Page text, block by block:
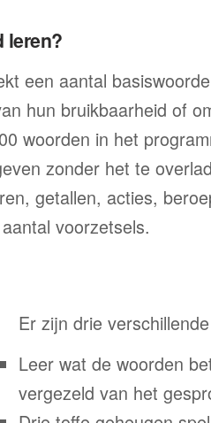
leren?
een aantal
hun bruikbaarheid of
woorden in het
zonder het te
getallen, acties,
voorzetsels.
Er zijn drie
Leer wat de woorden
vergezeld van het